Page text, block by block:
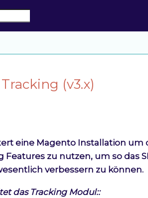
(v3.x)
eine Magento Installation um
Features zu nutzen, um so das
verbessern zu können.
das Tracking Modul::